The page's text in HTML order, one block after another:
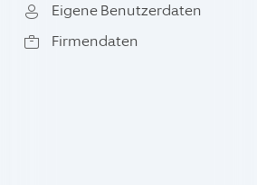
Eigene Benutzerdaten
Firmendaten